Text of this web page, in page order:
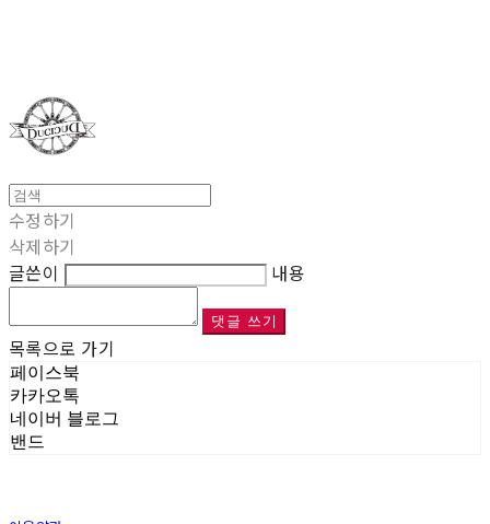
수정하기
삭제하기
글쓴이
내용
댓글 쓰기
목록으로 가기
페이스북
카카오톡
네이버 블로그
밴드